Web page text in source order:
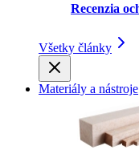
Recenzia
Všetky články
Materiály a nástroje